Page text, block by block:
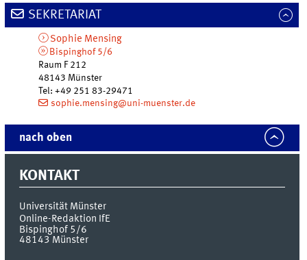
SEKRETARIAT
Sophie Mensing
Bispinghof 5/6
Raum F 212
48143 Münster
Tel:+49 251 83-29471
sophie.mensing@uni-muenster.de
nach oben
KONTAKT
Universität Münster
Online-Redaktion IfE
Bispinghof 5/6
48143 Münster